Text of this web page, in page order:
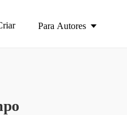
Para Autores